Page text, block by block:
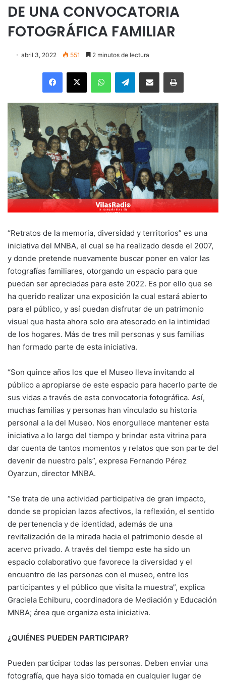
DE UNA CONVOCATORIA
FOTOGRÁFICA FAMILIAR
abril 3, 2022 551 2 minutos de lectura
Facebook
X WhatsAppTelegramEnviar vía email Imprimir
“Retratos de la memoria, diversidad y territorios” es una
iniciativa del MNBA, el cual se ha realizado desde el 2007,
y donde pretende nuevamente buscar poner en valor las
fotografías familiares, otorgando un espacio para que
puedan ser apreciadas para este 2022. Es por ello que se
ha querido realizar una exposición la cual estará abierto
para el público, y así puedan disfrutar de un patrimonio
visual que hasta ahora solo era atesorado en la intimidad
de los hogares. Más de tres mil personas y sus familias
han formado parte de esta iniciativa.
“Son quince años los que el Museo lleva invitando al
público a apropiarse de este espacio para hacerlo parte de
sus vidas a través de esta convocatoria fotográfica. Así,
muchas familias y personas han vinculado su historia
personal a la del Museo. Nos enorgullece mantener esta
iniciativa a lo largo del tiempo y brindar esta vitrina para
dar cuenta de tantos momentos y relatos que son parte del
devenir de nuestro país”, expresa Fernando Pérez
Oyarzun, director MNBA.
“Se trata de una actividad participativa de gran impacto,
donde se propician lazos afectivos, la reflexión, el sentido
de pertenencia y de identidad, además de una
revitalización de la mirada hacia el patrimonio desde el
acervo privado. A través del tiempo este ha sido un
espacio colaborativo que favorece la diversidad y el
encuentro de las personas con el museo, entre los
participantes y el público que visita la muestra”, explica
Graciela Echiburu, coordinadora de Mediación y Educación
MNBA; área que organiza esta iniciativa.
¿QUIÉNES PUEDEN PARTICIPAR?
Pueden participar todas las personas. Deben enviar una
fotografía, que haya sido tomada en cualquier lugar de